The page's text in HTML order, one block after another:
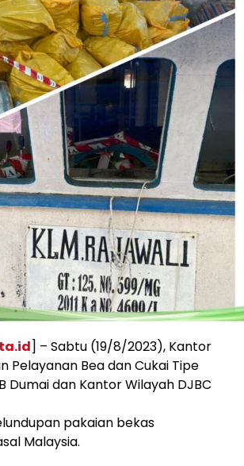
] – Sabtu (19/8/2023), Kantor
Pelayanan Bea dan Cukai Tipe
Dumai dan Kantor Wilayah DJBC
pakaian bekas
Malaysia.